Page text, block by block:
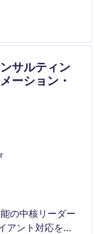
・英語の翻訳ス
向上に貢献しま
サルティン
ーション・
の中核リーダー
アント対応を統